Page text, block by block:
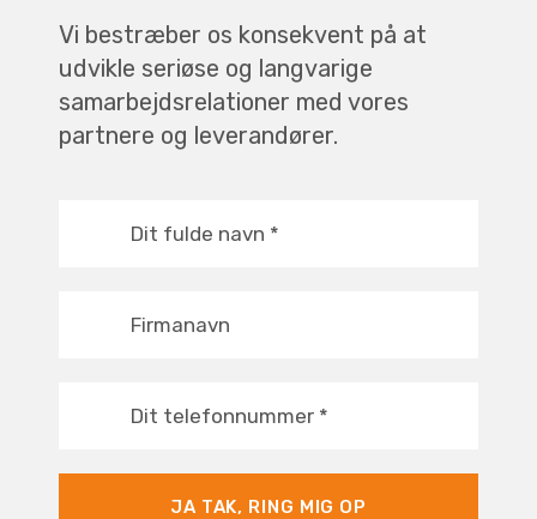
Vi bestræber os konsekvent på at
udvikle seriøse og langvarige
samarbejdsrelationer med vores
partnere og leverandører.
Dit fulde navn *
Firmanavn
Dit telefonnummer *
JA TAK, RING MIG OP